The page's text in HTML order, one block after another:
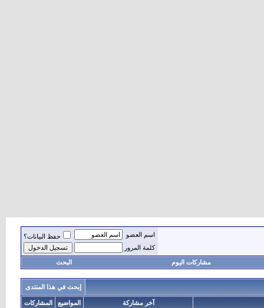
اسم العضو
حفظ البيانات؟
كلمة المرور
مشاركات اليوم البحث
إبحث في هذا المنتدى
آخر مشاركة المواضيع المشاركات